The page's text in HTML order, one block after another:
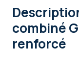
combiné
renforcé